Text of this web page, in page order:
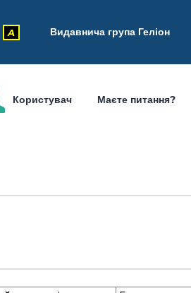
A Видавнича група Геліон
Користувач Маєте питання?